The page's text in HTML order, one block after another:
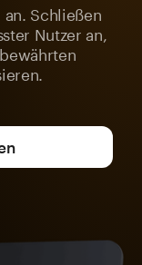
an. Schließen
Nutzer an,